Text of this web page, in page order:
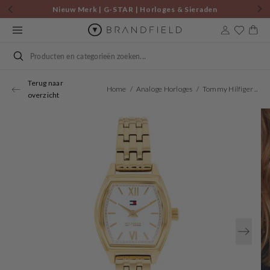
Skip to
content
Nieuw Merk | G-STAR | Horloges & Sieraden
Cart
Search
Terug naar
overzicht
Home Analoge Horloges Tommy Hilfiger Quartz Horloge 22 Mm TH1782870
Open
media
1
in